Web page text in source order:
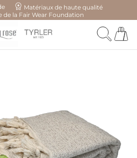
Matériaux de haute qualité
de la Fair Wear Foundation